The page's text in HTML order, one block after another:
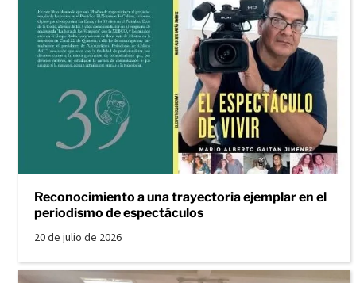
Reconocimiento a una trayectoria ejemplar en el
periodismo de espectáculos
20 de julio de 2026